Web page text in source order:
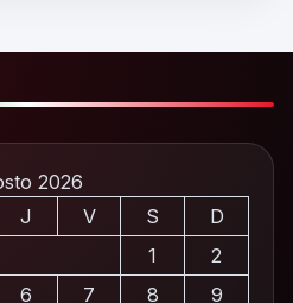
2026
J V S
D
1
2
6 7 8
9